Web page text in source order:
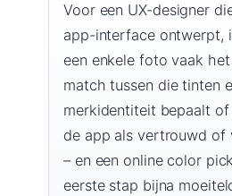
Voor een UX-designer
app-interface ontwerpt,
een enkele foto vaak
match tussen die tinten
merkidentiteit bepaalt
de app als vertrouwd of
– en een online color
eerste stap bijna